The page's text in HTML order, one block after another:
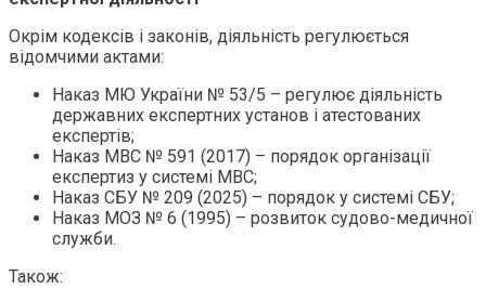
Окрім кодексів і законів, діяльність регулюється
відомчими актами:
Наказ МЮ України № 53/5 – регулює діяльність
державних експертних установ і атестованих
експертів;
Наказ МВС № 591 (2017) – порядок організації
експертиз у системі МВС;
Наказ СБУ № 209 (2025) – порядок у системі СБУ;
Наказ МОЗ № 6 (1995) – розвиток судово-медичної
служби.
Також: